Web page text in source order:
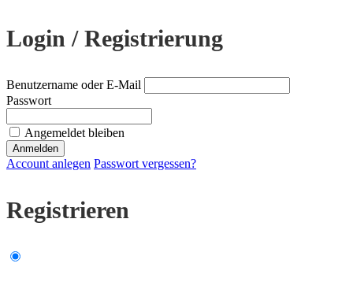
Login / Registrierung
Benutzername oder E-Mail
Passwort
Angemeldet bleiben
Account anlegen Passwort vergessen?
Registrieren